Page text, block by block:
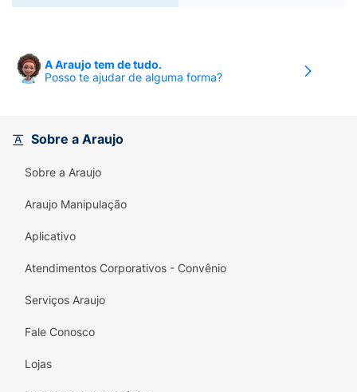
A Araujo tem de tudo.
Posso te ajudar de alguma forma?
Sobre a Araujo
Sobre a Araujo
Araujo Manipulação
Aplicativo
Atendimentos Corporativos - Convênio
Serviços Araujo
Fale Conosco
Lojas